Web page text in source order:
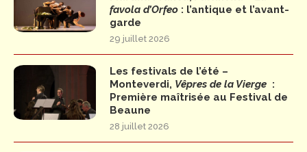
favola d’Orfeo : l’antique et l’avant-
garde
29 juillet 2026
Les festivals de l’été –
Monteverdi, Vêpres de la Vierge :
Première maîtrisée au Festival de
Beaune
28 juillet 2026